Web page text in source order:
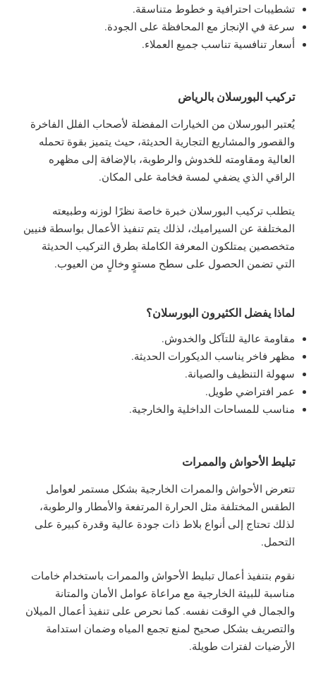
تشطيبات احترافية و خطوط متناسقة.
سرعة في الإنجاز مع المحافظة على الجودة.
أسعار تنافسية تناسب جميع العملاء.
تركيب البورسلان بالرياض
يُعتبر البورسلان من الخيارات المفضلة لأصحاب الفلل الفاخرة
والقصور والمشاريع التجارية الحديثة، حيث يتميز بقوة تحمله
العالية ومقاومته للخدوش والرطوبة، بالإضافة إلى مظهره
الراقي الذي يضفي لمسة فخامة على المكان.
يتطلب تركيب البورسلان خبرة خاصة نظرًا لوزنه وطبيعته
المختلفة عن السيراميك، لذلك يتم تنفيذ الأعمال بواسطة فنيين
متخصصين يمتلكون المعرفة الكاملة بطرق التركيب الحديثة
التي تضمن الحصول على سطح مستوٍ وخالٍ من العيوب.
لماذا يفضل الكثيرون البورسلان؟
مقاومة عالية للتآكل والخدوش.
مظهر فاخر يناسب الديكورات الحديثة.
سهولة التنظيف والصيانة.
عمر افتراضي طويل.
مناسب للمساحات الداخلية والخارجية.
تبليط الأحواش والممرات
تتعرض الأحواش والممرات الخارجية بشكل مستمر لعوامل
الطقس المختلفة مثل الحرارة المرتفعة والأمطار والرطوبة،
لذلك تحتاج إلى أنواع بلاط ذات جودة عالية وقدرة كبيرة على
التحمل.
نقوم بتنفيذ أعمال تبليط الأحواش والممرات باستخدام خامات
مناسبة للبيئة الخارجية مع مراعاة عوامل الأمان والمتانة
والجمال في الوقت نفسه. كما نحرص على تنفيذ أعمال الميلان
والتصريف بشكل صحيح لمنع تجمع المياه وضمان استدامة
الأرضيات لفترات طويلة.